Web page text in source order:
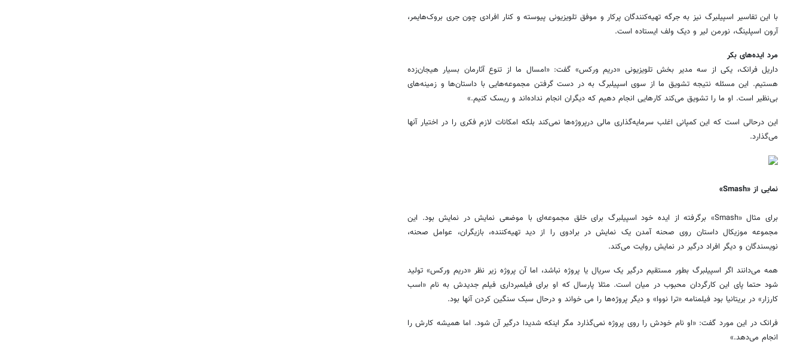
با این تفاسیر اسپیلبرگ نیز به جرگه تهیه‌کنندگان پرکار و موفق تلویزیونی پیوسته و کنار افرادی چون جری بروک‌هایمر،
آرون اسپلینگ، نورمن لیر و دیک ولف ایستاده است.
مرد ایده‌های بکر
داریل فرانک، یکی از سه مدیر بخش تلویزیونی «دریم ورکس» گفت: «امسال ما از تنوع آثارمان بسیار هیجان‌زده
هستیم. این مسئله نتیجه تشویق ما از سوی اسپیلبرگ به در دست گرفتن مجموعه‌هایی با داستان‌ها و زمینه‌های
بی‌نظیر است. او ما را تشویق می‌کند کارهایی انجام دهیم که دیگران انجام نداده‌اند و ریسک کنیم.»
این درحالی است که این کمپانی اغلب سرمایه‌گذاری مالی درپروژه‌ها نمی‌کند بلکه امکانات لازم فکری را در اختیار آنها
می‌گذارد.
نمایی از «Smash»
برای مثال «Smash» برگرفته از ایده خود اسپیلبرگ برای خلق مجموعه‌ای با موضعی نمایش در نمایش بود. این
مجموعه موزیکال داستان روی صحنه آمدن یک نمایش در برادوی را از دید تهیه‌کننده، بازیگران، عوامل صحنه،
نویسندگان و دیگر افراد درگیر در نمایش روایت می‌کند.
همه می‌دانند اگر اسپیلبرگ بطور مستقیم درگیر یک سریال یا پروژه نباشد، اما آن پروژه زیر نظر «دریم ورکس» تولید
شود حتما پای این کارگردان محبوب در میان است. مثلا پارسال که او برای فیلمبرداری فیلم جدیدش به نام «اسب
کارزار» در بریتانیا بود فیلمنامه «ترا نووا» و دیگر پروژه‌ها را می خواند و درحال سبک سنگین کردن آنها بود.
فرانک در این مورد گفت: «او نام خودش را روی پروژه نمی‌گذارد مگر اینکه شدیدا درگیر آن شود. اما همیشه کارش را
انجام می‌دهد.»